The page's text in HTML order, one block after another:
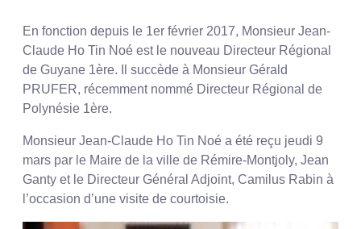
En fonction depuis le 1er février 2017, Monsieur Jean-
Claude Ho Tin Noé est le nouveau Directeur Régional
de Guyane 1ère. Il succède à Monsieur Gérald
PRUFER, récemment nommé Directeur Régional de
Polynésie 1ère.
Monsieur Jean-Claude Ho Tin Noé a été reçu jeudi 9
mars par le Maire de la ville de Rémire-Montjoly, Jean
Ganty et le Directeur Général Adjoint, Camilus Rabin à
l’occasion d’une visite de courtoisie.